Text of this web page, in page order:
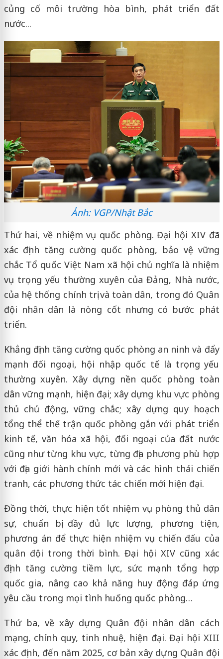
củng cố môi trường hòa bình, phát triển đất
nước...
Ảnh: VGP/Nhật Bắc
Thứ hai, về nhiệm vụ quốc phòng. Đại hội XIV đã
xác định tăng cường quốc phòng, bảo vệ vững
chắc Tổ quốc Việt Nam xã hội chủ nghĩa là nhiệm
vụ trọng yếu thường xuyên của Đảng, Nhà nước,
của hệ thống chính trị và toàn dân, trong đó Quân
đội nhân dân là nòng cốt nhưng có bước phát
triển.
Khẳng định tăng cường quốc phòng an ninh và đẩy
mạnh đối ngoại, hội nhập quốc tế là trọng yếu
thường xuyên. Xây dựng nền quốc phòng toàn
dân vững mạnh, hiện đại; xây dựng khu vực phòng
thủ chủ động, vững chắc; xây dựng quy hoạch
tổng thể thế trận quốc phòng gắn với phát triển
kinh tế, văn hóa xã hội, đối ngoại của đất nước
cũng như từng khu vực, từng địa phương phù hợp
với địa giới hành chính mới và các hình thái chiến
tranh, các phương thức tác chiến mới hiện đại.
Đồng thời, thực hiện tốt nhiệm vụ phòng thủ dân
sự, chuẩn bị đầy đủ lực lượng, phương tiện,
phương án để thực hiện nhiệm vụ chiến đấu của
quân đội trong thời bình. Đại hội XIV cũng xác
định tăng cường tiềm lực, sức mạnh tổng hợp
quốc gia, nâng cao khả năng huy động đáp ứng
yêu cầu trong mọi tình huống quốc phòng…
Thứ ba, về xây dựng Quân đội nhân dân cách
mạng, chính quy, tinh nhuệ, hiện đại. Đại hội XIII
xác định, đến năm 2025, cơ bản xây dựng Quân đội